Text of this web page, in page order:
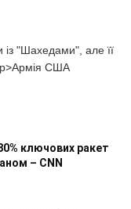
"Шахедами", але її
США
ключових ракет
– CNN